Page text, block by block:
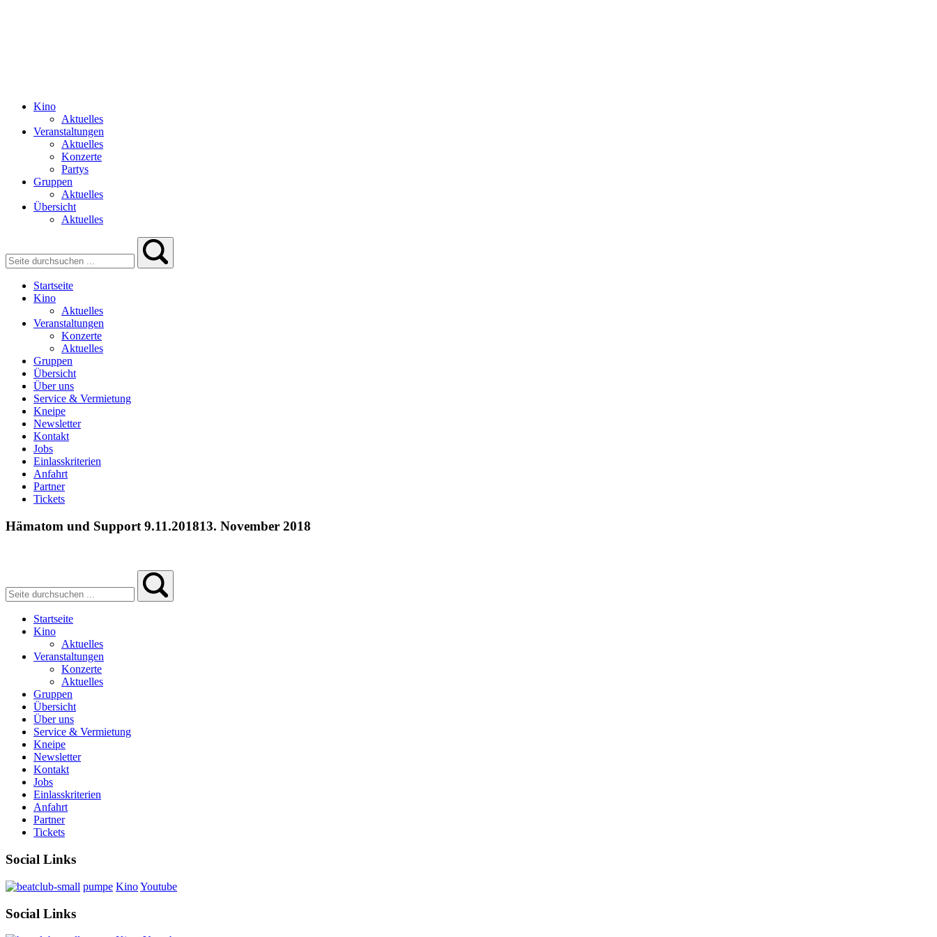
Kino
Aktuelles
Veranstaltungen
Aktuelles
Konzerte
Partys
Gruppen
Aktuelles
Übersicht
Aktuelles
Startseite
Kino
Aktuelles
Veranstaltungen
Konzerte
Aktuelles
Gruppen
Übersicht
Über uns
Service & Vermietung
Kneipe
Newsletter
Kontakt
Jobs
Einlasskriterien
Anfahrt
Partner
Tickets
Hämatom und Support 9.11.201813. November 2018
Startseite
Kino
Aktuelles
Veranstaltungen
Konzerte
Aktuelles
Gruppen
Übersicht
Über uns
Service & Vermietung
Kneipe
Newsletter
Kontakt
Jobs
Einlasskriterien
Anfahrt
Partner
Tickets
Social Links
pumpe KinoYoutube
Social Links